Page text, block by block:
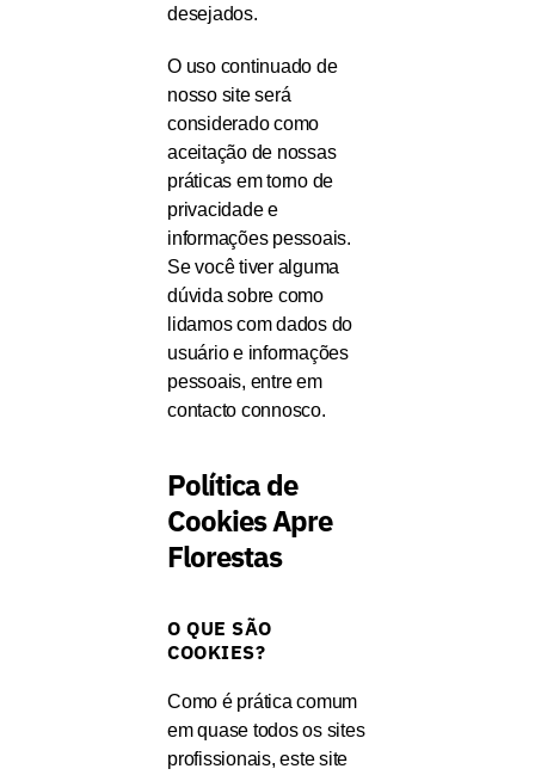
desejados.
O uso continuado de
nosso site será
considerado como
aceitação de nossas
práticas em torno de
privacidade e
informações pessoais.
Se você tiver alguma
dúvida sobre como
lidamos com dados do
usuário e informações
pessoais, entre em
contacto connosco.
Política de
Cookies Apre
Florestas
O QUE SÃO
COOKIES?
Como é prática comum
em quase todos os sites
profissionais, este site